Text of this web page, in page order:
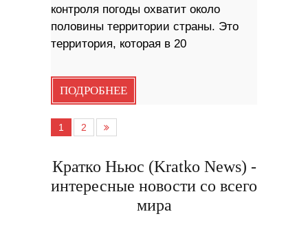
контроля погоды охватит около
половины территории страны. Это
территория, которая в 20
ПОДРОБНЕЕ
1 2
Кратко Ньюс (Kratko News) -
интересные новости со всего
мира